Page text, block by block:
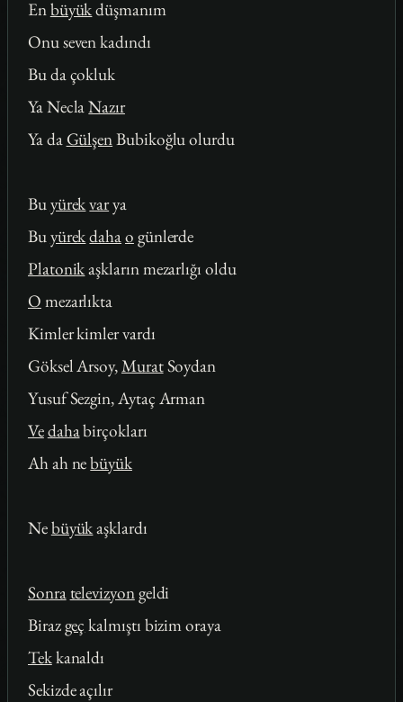
Enbüyükdüşmanım
Onu seven kadındı
Bu da çokluk
Ya NeclaNazır
Ya da GülşenBubikoğlu olurdu
Buyürekvarya
Buyürekdahao günlerde
Platonikaşkların mezarlığı oldu
O mezarlıkta
Kimler kimler vardı
Göksel Arsoy,MuratSoydan
Yusuf Sezgin, Aytaç Arman
Vedahabirçokları
Ah ah nebüyük
Nebüyükaşklardı
Sonra televizyongeldi
Birazgeç kalmıştı bizim oraya
Tekkanaldı
Sekizde açılır